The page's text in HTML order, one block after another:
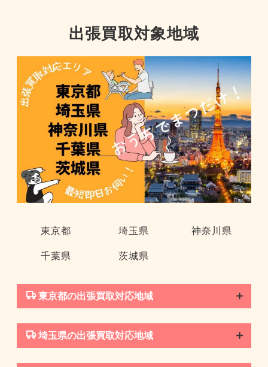
出張買取対象地域
東京都 埼玉県 神奈川県
千葉県 茨城県
東京都の出張買取対応地域
埼玉県の出張買取対応地域